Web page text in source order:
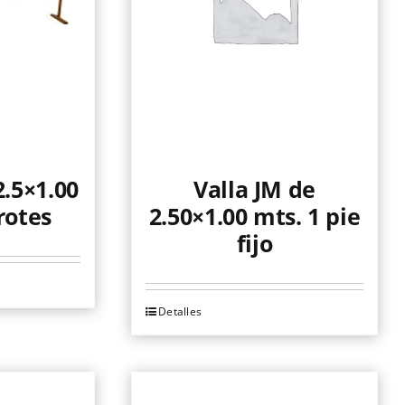
Valla JM de
2.50×1.00 mts. 1 pie
fijo
Detalles